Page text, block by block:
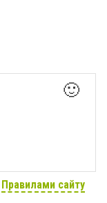
🙂
Правилами сайту